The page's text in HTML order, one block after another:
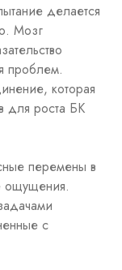
делается
Мозг
проблем.
которая
для роста БК
перемены в
ощущения.
с